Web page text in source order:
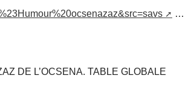
…
DE L’OCSENA. TABLE GLOBALE